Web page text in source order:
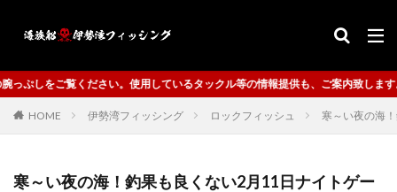
。使用しているタックル等の情報提供も、ご案内致します。
HOME 伊勢湾フィッシング ロックフィッシュ 寒～い夜の海
寒～い夜の海！釣果も良くない2月11日ナイトゲー